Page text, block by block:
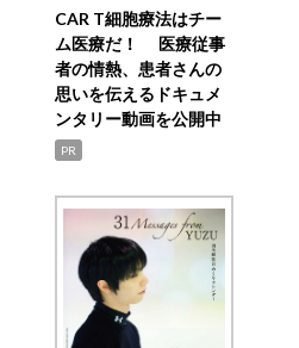
CAR T細胞療法はチー
ム医療だ！ 医療従事
者の情熱、患者さんの
思いを伝えるドキュメ
ンタリー動画を公開中
PR